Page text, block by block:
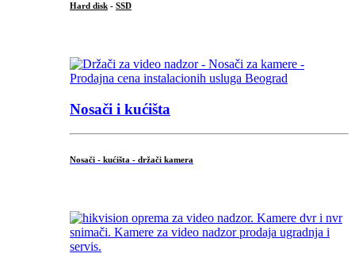
Hard disk - SSD
Nosači i kućišta
Nosači - kućišta - držači kamera